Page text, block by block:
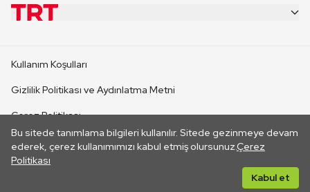
Bu sitede tanımlama bilgileri kullanılır. Sitede gezinmeye devam
ederek, çerez kullanımımızı kabul etmiş olursunuz.Çerez
Politikası
Kabul et
CANLI YAYINLAR
Kullanım Koşulları
Gizlilik Politikası ve Aydınlatma Metni
Çerez Politikası
İletişim
Her hakkı saklıdır. ©2026 TRT. Bağlantı yoluyla gidilen dış